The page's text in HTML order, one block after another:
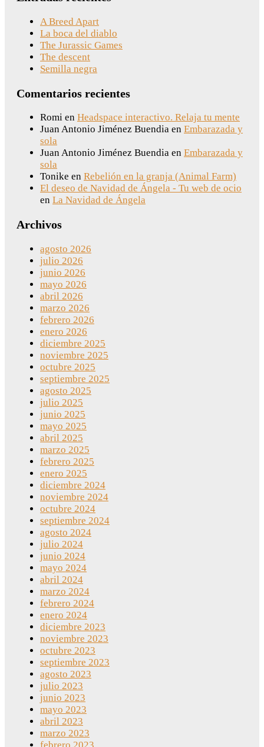
A Breed Apart
La boca del diablo
The Jurassic Games
The descent
Semilla negra
Comentarios recientes
Romi en Headspace interactivo. Relaja tu mente
Juan Antonio Jiménez Buendia en Embarazada y
sola
Juan Antonio Jiménez Buendia en Embarazada y
sola
Tonike en Rebelión en la granja (Animal Farm)
El deseo de Navidad de Ángela - Tu web de ocio
en La Navidad de Ángela
Archivos
agosto 2026
julio 2026
junio 2026
mayo 2026
abril 2026
marzo 2026
febrero 2026
enero 2026
diciembre 2025
noviembre 2025
octubre 2025
septiembre 2025
agosto 2025
julio 2025
junio 2025
mayo 2025
abril 2025
marzo 2025
febrero 2025
enero 2025
diciembre 2024
noviembre 2024
octubre 2024
septiembre 2024
agosto 2024
julio 2024
junio 2024
mayo 2024
abril 2024
marzo 2024
febrero 2024
enero 2024
diciembre 2023
noviembre 2023
octubre 2023
septiembre 2023
agosto 2023
julio 2023
junio 2023
mayo 2023
abril 2023
marzo 2023